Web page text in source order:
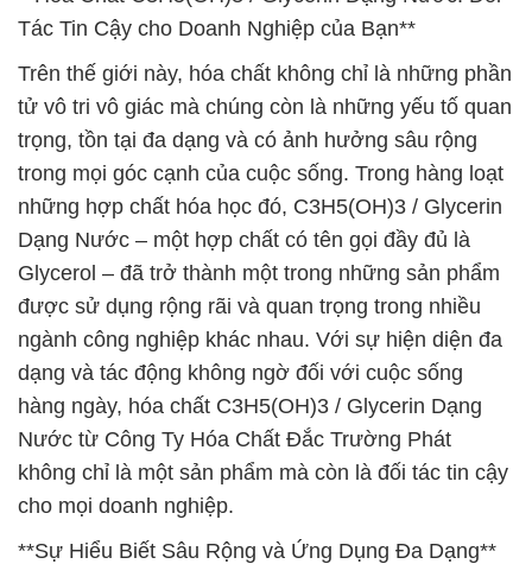
Tác Tin Cậy cho Doanh Nghiệp của Bạn**
Trên thế giới này, hóa chất không chỉ là những phần
tử vô tri vô giác mà chúng còn là những yếu tố quan
trọng, tồn tại đa dạng và có ảnh hưởng sâu rộng
trong mọi góc cạnh của cuộc sống. Trong hàng loạt
những hợp chất hóa học đó, C3H5(OH)3 / Glycerin
Dạng Nước – một hợp chất có tên gọi đầy đủ là
Glycerol – đã trở thành một trong những sản phẩm
được sử dụng rộng rãi và quan trọng trong nhiều
ngành công nghiệp khác nhau. Với sự hiện diện đa
dạng và tác động không ngờ đối với cuộc sống
hàng ngày, hóa chất C3H5(OH)3 / Glycerin Dạng
Nước từ Công Ty Hóa Chất Đắc Trường Phát
không chỉ là một sản phẩm mà còn là đối tác tin cậy
cho mọi doanh nghiệp.
**Sự Hiểu Biết Sâu Rộng và Ứng Dụng Đa Dạng**